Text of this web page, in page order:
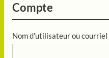
Compte
Nom d'utilisateur ou courriel